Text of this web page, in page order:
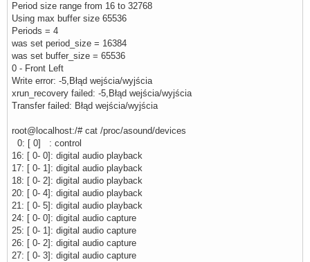
Period size range from 16 to 32768
Using max buffer size 65536
Periods = 4
was set period_size = 16384
was set buffer_size = 65536
0 - Front Left
Write error: -5,Błąd wejścia/wyjścia
xrun_recovery failed: -5,Błąd wejścia/wyjścia
Transfer failed: Błąd wejścia/wyjścia
root@localhost:/# cat /proc/asound/devices
0: [ 0] : control
16: [ 0- 0]: digital audio playback
17: [ 0- 1]: digital audio playback
18: [ 0- 2]: digital audio playback
20: [ 0- 4]: digital audio playback
21: [ 0- 5]: digital audio playback
24: [ 0- 0]: digital audio capture
25: [ 0- 1]: digital audio capture
26: [ 0- 2]: digital audio capture
27: [ 0- 3]: digital audio capture